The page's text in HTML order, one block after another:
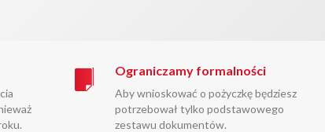
Ograniczamy formalności
Aby wnioskować o pożyczkę będziesz
potrzebował tylko podstawowego
zestawu dokumentów.